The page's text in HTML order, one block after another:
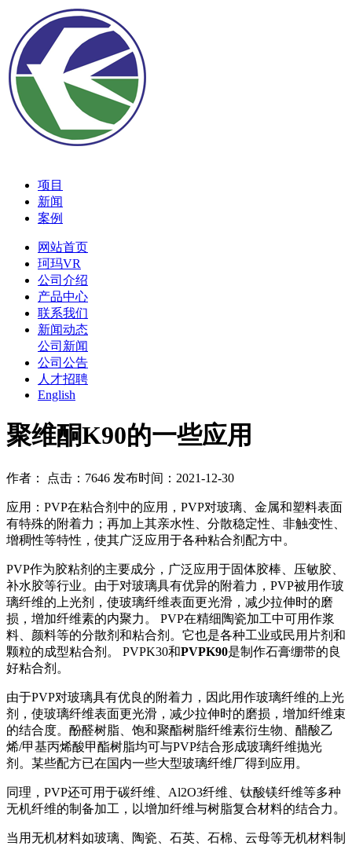
项目
新闻
案例
网站首页
珂玛VR
公司介绍
产品中心
联系我们
新闻动态
公司新闻
公司公告
人才招聘
English
聚维酮K90的一些应用
作者： 点击：7646 发布时间：2021-12-30
应用：PVP在粘合剂中的应用，PVP对玻璃、金属和塑料表面
有特殊的附着力；再加上其亲水性、分散稳定性、非触变性、
增稠性等特性，使其广泛应用于各种粘合剂配方中。
PVP作为胶粘剂的主要成分，广泛应用于固体胶棒、压敏胶、
补水胶等行业。由于对玻璃具有优异的附着力，PVP被用作玻
璃纤维的上光剂，使玻璃纤维表面更光滑，减少拉伸时的磨
损，增加纤维素的内聚力。 PVP在精细陶瓷加工中可用作浆
料、颜料等的分散剂和粘合剂。它也是各种工业或民用片剂和
颗粒的成型粘合剂。 PVPK30和PVPK90是制作石膏绷带的良
好粘合剂。
由于PVP对玻璃具有优良的附着力，因此用作玻璃纤维的上光
剂，使玻璃纤维表面更光滑，减少拉伸时的磨损，增加纤维束
的结合度。酚醛树脂、饱和聚酯树脂纤维素衍生物、醋酸乙
烯/甲基丙烯酸甲酯树脂均可与PVP结合形成玻璃纤维抛光
剂。某些配方已在国内一些大型玻璃纤维厂得到应用。
同理，PVP还可用于碳纤维、Al2O3纤维、钛酸镁纤维等多种
无机纤维的制备加工，以增加纤维与树脂复合材料的结合力。
当用无机材料如玻璃、陶瓷、石英、石棉、云母等无机材料制